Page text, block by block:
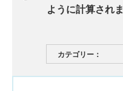
ように計算され
カテゴリー：